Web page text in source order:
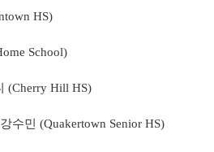
HS)
School)
(Cherry Hill HS)
수민 (Quakertown Senior HS)